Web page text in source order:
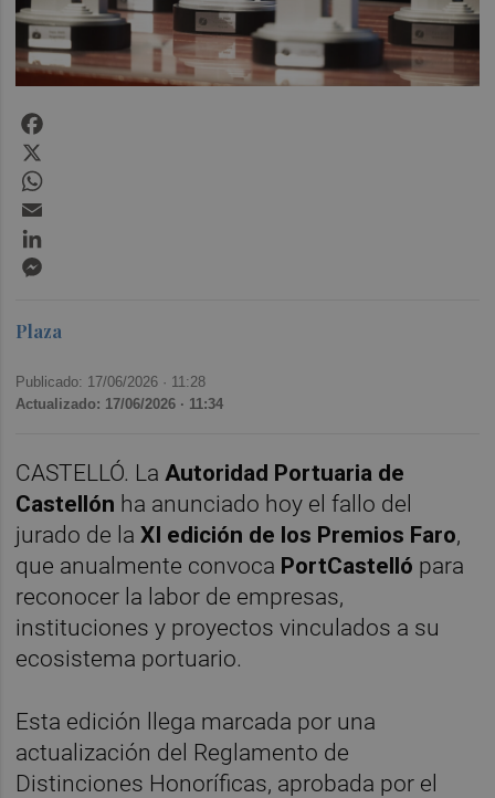
Plaza
Publicado: 17/06/2026 · 11:28
Actualizado: 17/06/2026 · 11:34
CASTELLÓ. LaAutoridad Portuaria de
Castellón ha anunciado hoy el fallo del
jurado de laXI edición de los Premios Faro,
que anualmente convoca PortCastelló para
reconocer la labor de empresas,
instituciones y proyectos vinculados a su
ecosistema portuario.
Esta edición llega marcada por una
actualización del Reglamento de
Distinciones Honoríficas, aprobada por el